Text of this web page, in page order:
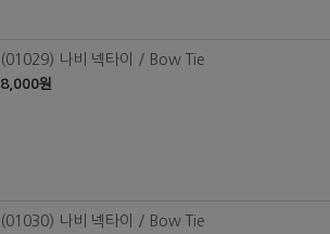
(01029) 나비 넥타이 / Bow Tie
8,000원
(01030) 나비 넥타이 / Bow Tie